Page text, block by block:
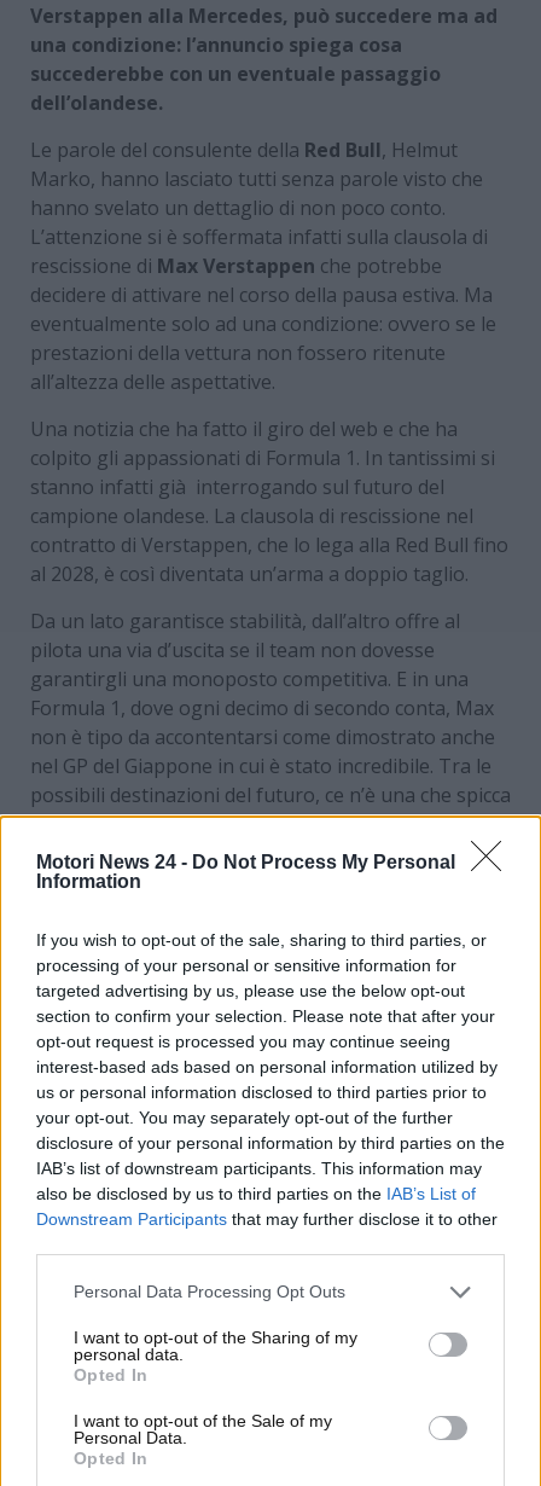
Motori News 24 - Do Not Process My Personal
Information
If you wish to opt-out of the sale, sharing to third parties, or
processing of your personal or sensitive information for
targeted advertising by us, please use the below opt-out
section to confirm your selection. Please note that after your
opt-out request is processed you may continue seeing
interest-based ads based on personal information utilized by
us or personal information disclosed to third parties prior to
your opt-out. You may separately opt-out of the further
disclosure of your personal information by third parties on the
IAB’s list of downstream participants. This information may
also be disclosed by us to third parties on the IAB’s List of
Downstream Participants that may further disclose it to other
Personal Data Processing Opt Outs
I want to opt-out of the Sharing of my
personal data.
Opted In
I want to opt-out of the Sale of my
Personal Data.
Opted In
Verstappen alla Mercedes, può succedere ma ad
una condizione: l’annuncio spiega cosa
succederebbe con un eventuale passaggio
dell’olandese.
Le parole del consulente della Red Bull, Helmut
Marko, hanno lasciato tutti senza parole visto che
hanno svelato un dettaglio di non poco conto.
L’attenzione si è soffermata infatti sulla clausola di
rescissione di Max Verstappen che potrebbe
decidere di attivare nel corso della pausa estiva. Ma
eventualmente solo ad una condizione: ovvero se le
prestazioni della vettura non fossero ritenute
all’altezza delle aspettative.
Una notizia che ha fatto il giro del web e che ha
colpito gli appassionati di Formula 1. In tantissimi si
stanno infatti già interrogando sul futuro del
campione olandese. La clausola di rescissione nel
contratto di Verstappen, che lo lega alla Red Bull fino
al 2028, è così diventata un’arma a doppio taglio.
Da un lato garantisce stabilità, dall’altro offre al
pilota una via d’uscita se il team non dovesse
garantirgli una monoposto competitiva. E in una
Formula 1, dove ogni decimo di secondo conta, Max
non è tipo da accontentarsi come dimostrato anche
nel GP del Giappone in cui è stato incredibile. Tra le
possibili destinazioni del futuro, ce n’è una che spicca
su tutte. La Mercedes, che da tempo corteggia a
distanza il pilota, pronta a cogliere l’occasione di un
eventuale trasferimento da sogno.
Mercedes e Verstappen: un
matrimonio possibile? Ecco
cos’è stato dichiarato
A parlare diFormula 1e nello specifico del pilota
olandese è stato il noto giornalista svizzero Roger
Benoit, firma autorevole del quotidiano ‘Blick’, che ha
dichiarato: “La Mercedes accoglierebbe a braccia
aperte Verstappen ”. Ma Benoit non si è fermato
qui, perché ha anche aggiunto la condizione per la
quale il pilota potrebbe trasferirsi nella scuderia
tedesca.
“Se Max dovesse andare allaMercedes
– ha aggiunto
il giornalista – allora gli farebbe spazio con tutta
sinora prova di grandi prestazioni”. E che dovrebbe
trovare a quel punto una nuova destinazione.